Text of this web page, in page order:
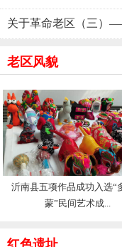
关于革命老区（三）
老区风貌
沂南县五项作品成功入选“
蒙”民间艺术成...
红色遗址